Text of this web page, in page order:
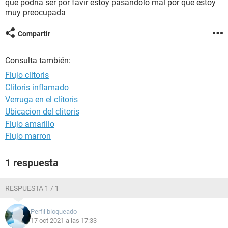
que podria ser por favir estoy pasandolo mal por que estoy
muy preocupada
Compartir
Consulta también:
Flujo clitoris
Clitoris inflamado
Verruga en el clítoris
Ubicacion del clitoris
Flujo amarillo
Flujo marron
1 respuesta
RESPUESTA 1 / 1
Perfil bloqueado
17 oct 2021 a las 17:33